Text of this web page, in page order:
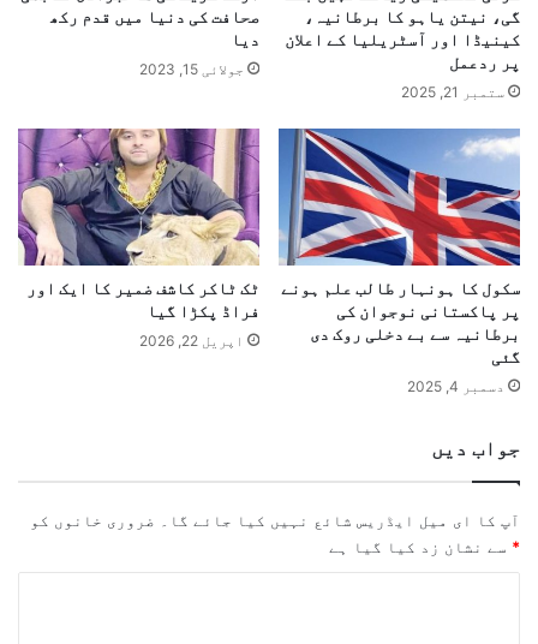
گی، نیتن یاہو کا برطانیہ،
کینیڈا اور آسٹریلیا کے اعلان
پر ردعمل
ستمبر 21, 2025
صحافت کی دنیا میں قدم رکھ
دیا
جولائی 15, 2023
سکول کا ہونہار طالب علم ہونے
پر پاکستانی نوجوان کی
برطانیہ سے بے دخلی روک دی
گئی
دسمبر 4, 2025
ٹک ٹاکر کاشف ضمیر کا ایک اور
فراڈ پکڑا گیا
اپریل 22, 2026
جواب دیں
آپ کا ای میل ایڈریس شائع نہیں کیا جائے گا۔
ضروری خانوں کو
* سے نشان زد کیا گیا ہے